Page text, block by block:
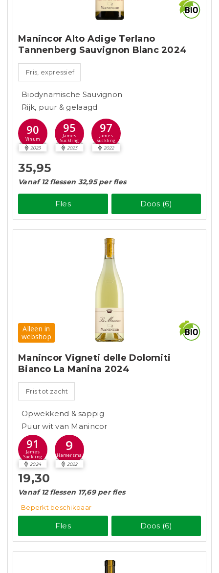
Manincor Alto Adige Terlano
Tannenberg Sauvignon Blanc 2024
Fris, expressief
Biodynamische Sauvignon
Rijk, puur & gelaagd
90
Vinum
2023
95
James
Suckling
2023
97
James
Suckling
2022
35,95
Vanaf 12 flessen 32,95 per fles
Fles Doos (6)
Alleen in
webshop
Manincor Vigneti delle Dolomiti
Bianco La Manina 2024
Fris tot zacht
Opwekkend & sappig
Puur wit van Manincor
91
James
Suckling
2024
9
Hamersma
2022
19,30
Vanaf 12 flessen 17,69 per fles
Beperkt beschikbaar
Fles Doos (6)